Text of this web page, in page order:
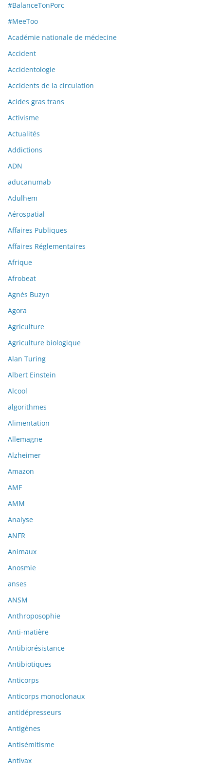
#BalanceTonPorc
#MeeToo
Académie nationale de médecine
Accident
Accidentologie
Accidents de la circulation
Acides gras trans
Activisme
Actualités
Addictions
ADN
aducanumab
Adulhem
Aérospatial
Affaires Publiques
Affaires Réglementaires
Afrique
Afrobeat
Agnès Buzyn
Agora
Agriculture
Agriculture biologique
Alan Turing
Albert Einstein
Alcool
algorithmes
Alimentation
Allemagne
Alzheimer
Amazon
AMF
AMM
Analyse
ANFR
Animaux
Anosmie
anses
ANSM
Anthroposophie
Anti-matière
Antibiorésistance
Antibiotiques
Anticorps
Anticorps monoclonaux
antidépresseurs
Antigènes
Antisémitisme
Antivax